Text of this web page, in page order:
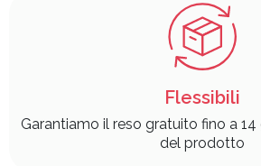
Flessibili
Garantiamo il reso gratuito fino a
del prodotto